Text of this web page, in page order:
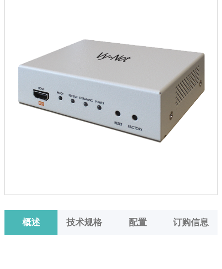
概述 技术规格 配置 订购信息